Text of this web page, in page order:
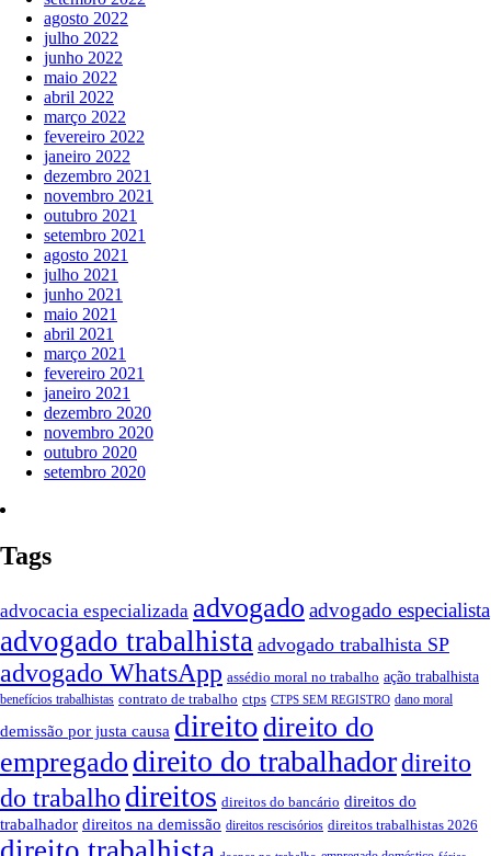
agosto 2022
julho 2022
junho 2022
maio 2022
abril 2022
março 2022
fevereiro 2022
janeiro 2022
dezembro 2021
novembro 2021
outubro 2021
setembro 2021
agosto 2021
julho 2021
junho 2021
maio 2021
abril 2021
março 2021
fevereiro 2021
janeiro 2021
dezembro 2020
novembro 2020
outubro 2020
setembro 2020
Tags
advocacia especializada advogado advogado especialista
advogado trabalhista advogado trabalhista SP
advogado WhatsApp assédio moral no trabalho ação trabalhista
benefícios trabalhistas contrato de trabalho ctps CTPS SEM REGISTRO dano moral
demissão por justa causa direito direito do
empregado direito do trabalhadordireito
do trabalho direitos direitos do bancário direitos do
trabalhador direitos na demissão direitos rescisórios direitos trabalhistas 2026